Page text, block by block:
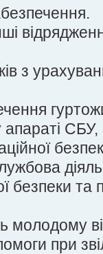
з
та
молодому
при